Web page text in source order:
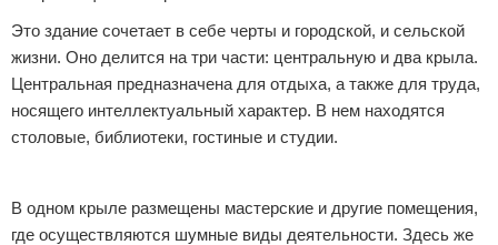
Это здание сочетает в себе черты и городской, и сельской
жизни. Оно делится на три части: центральную и два крыла.
Центральная предназначена для отдыха, а также для труда,
носящего интеллектуальный характер. В нем находятся
столовые, библиотеки, гостиные и студии.
В одном крыле размещены мастерские и другие помещения,
где осуществляются шумные виды деятельности. Здесь же